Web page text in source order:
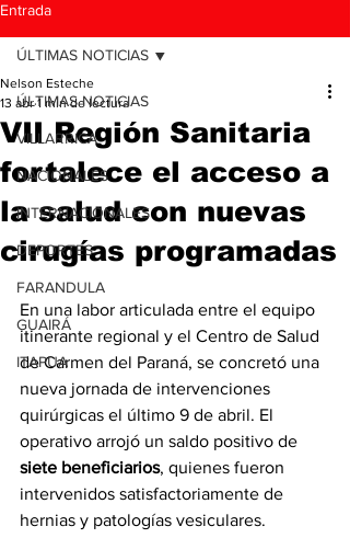
Entrada
ÚLTIMAS NOTICIAS
VILLARRICA
NACIONALES
INTERNACIONALES
DEPORTES
FARANDULA
GUAIRÁ
ITAPUA
ÚLTIMAS NOTICIAS
VII Región Sanitaria
fortalece el acceso a
la salud con nuevas
cirugías programadas
Nelson Esteche
13 abr 1 min de lectura
En una labor articulada entre el equipo
itinerante regional y el Centro de Salud
de Carmen del Paraná, se concretó una
nueva jornada de intervenciones
quirúrgicas el último 9 de abril. El
operativo arrojó un saldo positivo de
siete beneficiarios, quienes fueron
intervenidos satisfactoriamente de
hernias y patologías vesiculares.